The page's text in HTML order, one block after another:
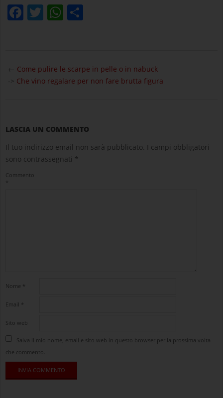
Facebook
TwitterWhatsApp
02-
23
← Come pulire le scarpe in pelle o in nabuck
-> Che vino regalare per non fare brutta figura
LASCIA UN COMMENTO
Il tuo indirizzo email non sarà pubblicato.
I campi obbligatori
sono contrassegnati *
Commento
*
Nome *
Email *
Sito web
Salva il mio nome, email e sito web in questo browser per la prossima volta
che commento.